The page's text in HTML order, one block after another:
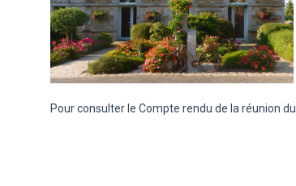
Pour consulter le Compte rendu de la réunion du